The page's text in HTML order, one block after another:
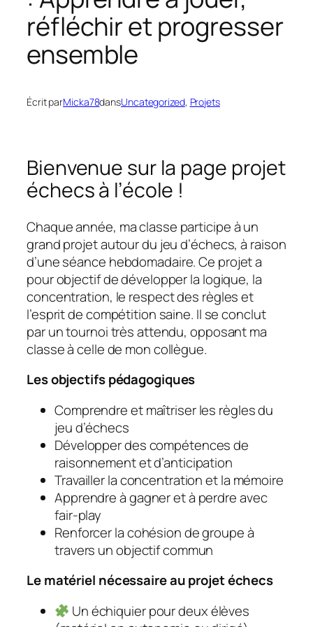
réfléchir et progresser
ensemble
Écrit parMicka78dansUncategorized, Projets
Bienvenue sur la page projet
échecs à l’école !
Chaque année, ma classe participe à un
grand projet autour du jeu d’échecs, à raison
d’une séance hebdomadaire. Ce projet a
pour objectif de développer la logique, la
concentration, le respect des règles et
l’esprit de compétition saine. Il se conclut
par un tournoi très attendu, opposant ma
classe à celle de mon collègue.
Les objectifs pédagogiques
Comprendre et maîtriser les règles du
jeu d’échecs
Développer des compétences de
raisonnement et d’anticipation
Travailler la concentration et la mémoire
Apprendre à gagner et à perdre avec
fair-play
Renforcer la cohésion de groupe à
travers un objectif commun
Le matériel nécessaire au projet échecs
Un échiquier pour deux élèves